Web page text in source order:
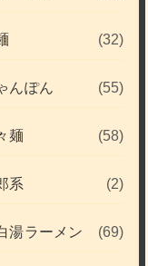
(32)
んぽん (55)
麺 (58)
系 (2)
湯ラーメン (69)